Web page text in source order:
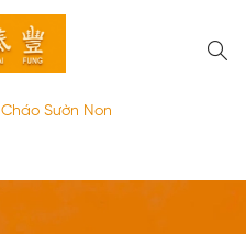
Cháo Sườn Non